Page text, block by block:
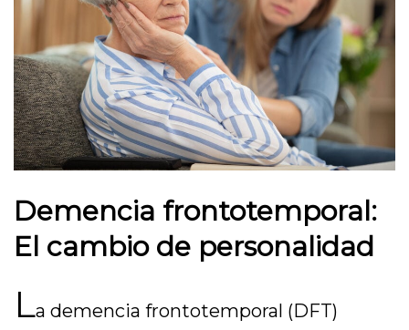
Demencia frontotemporal:
El cambio de personalidad
La demencia frontotemporal (DFT)